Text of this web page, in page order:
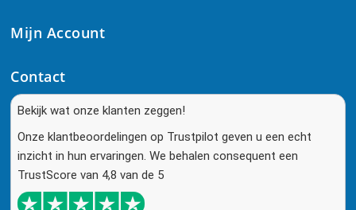
Mijn Account
Contact
Bekijk wat onze klanten zeggen!
Onze klantbeoordelingen op Trustpilot geven u een echt
inzicht in hun ervaringen. We behalen consequent een
TrustScore van 4,8 van de 5